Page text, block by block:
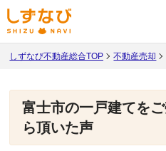
しずなび不動産総合TOP 不動産売却
富士市の一戸建てを
ら頂いた声